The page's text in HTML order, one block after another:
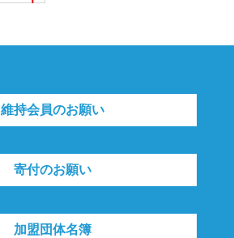
維持会員のお願い
寄付のお願い
加盟団体名簿